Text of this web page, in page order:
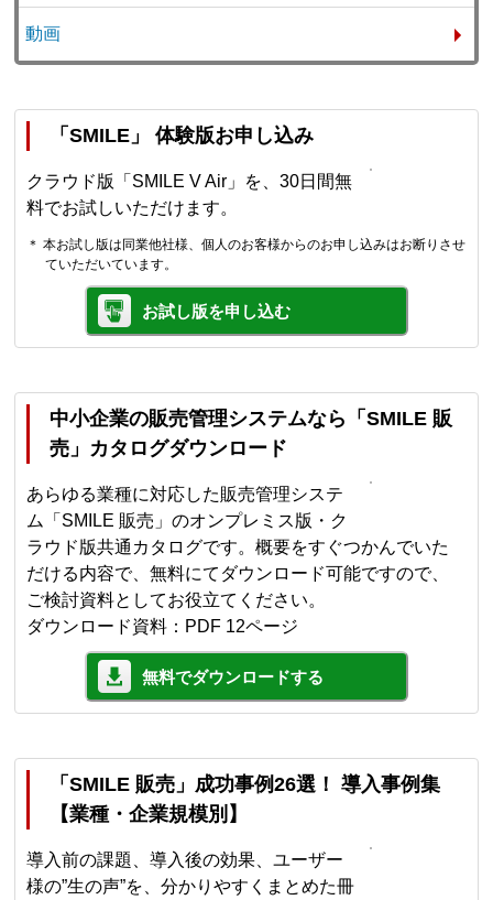
動画
「SMILE」 体験版お申し込み
クラウド版「SMILE V Air」を、30日間無
料でお試しいただけます。
＊ 本お試し版は同業他社様、個人のお客様からのお申し込みはお断りさせ
ていただいています。
お試し版を申し込む
中小企業の販売管理システムなら「SMILE 販
売」カタログダウンロード
あらゆる業種に対応した販売管理システ
ム「SMILE 販売」のオンプレミス版・ク
ラウド版共通カタログです。概要をすぐつかんでいた
だける内容で、無料にてダウンロード可能ですので、
ご検討資料としてお役立てください。
ダウンロード資料：PDF 12ページ
無料でダウンロードする
「SMILE 販売」成功事例26選！ 導入事例集
【業種・企業規模別】
導入前の課題、導入後の効果、ユーザー
様の”生の声”を、分かりやすくまとめた冊